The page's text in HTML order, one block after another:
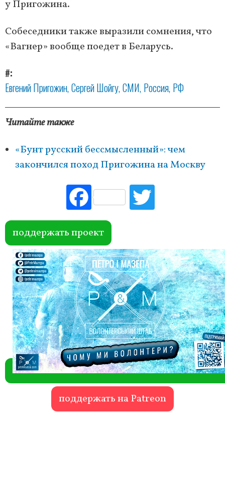
у Пригожина.
Собеседники также выразили сомнения, что
«Вагнер» вообще поедет в Беларусь.
#
Евгений Пригожин Сергей Шойгу СМИ Россия РФ
Читайте также
«Бунт русский бессмысленный»: чем
закончился поход Пригожина на Москву
Fac
ebo
ok
поддержать проект
поддержать на Patreon